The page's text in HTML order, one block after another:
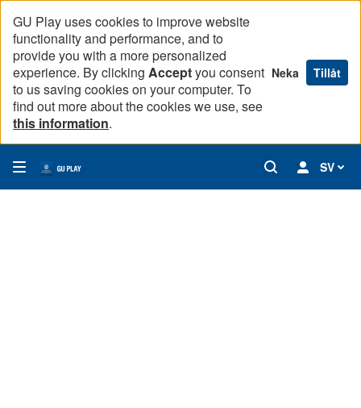
GU Play uses cookies to improve website
functionality and performance, and to
provide you with a more personalized
experience. By clicking Acceptyou consent
to us saving cookies on your computer. To
find out more about the cookies we use, see
this information.
Neka Tillåt
SV